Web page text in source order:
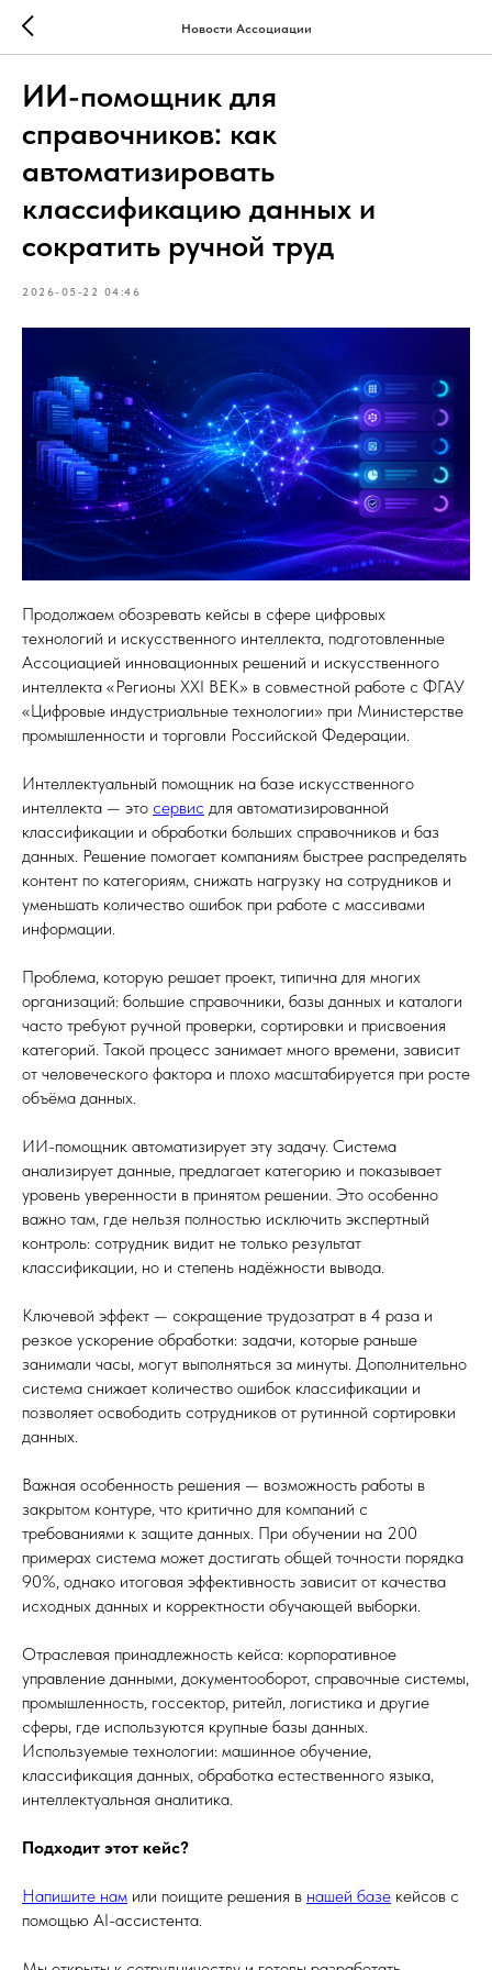
Новости Ассоциации
ИИ-помощник для
справочников: как
автоматизировать
классификацию данных и
сократить ручной труд
2026-05-22 04:46
Продолжаем обозревать кейсы в сфере цифровых
технологий и искусственного интеллекта, подготовленные
Ассоциацией инновационных решений и искусственного
интеллекта «Регионы XXI ВЕК» в совместной работе с ФГАУ
«Цифровые индустриальные технологии» при Министерстве
промышленности и торговли Российской Федерации.
Интеллектуальный помощник на базе искусственного
интеллекта — это сервис для автоматизированной
классификации и обработки больших справочников и баз
данных. Решение помогает компаниям быстрее распределять
контент по категориям, снижать нагрузку на сотрудников и
уменьшать количество ошибок при работе с массивами
информации.
Проблема, которую решает проект, типична для многих
организаций: большие справочники, базы данных и каталоги
часто требуют ручной проверки, сортировки и присвоения
категорий. Такой процесс занимает много времени, зависит
от человеческого фактора и плохо масштабируется при росте
объёма данных.
ИИ-помощник автоматизирует эту задачу. Система
анализирует данные, предлагает категорию и показывает
уровень уверенности в принятом решении. Это особенно
важно там, где нельзя полностью исключить экспертный
контроль: сотрудник видит не только результат
классификации, но и степень надёжности вывода.
Ключевой эффект — сокращение трудозатрат в 4 раза и
резкое ускорение обработки: задачи, которые раньше
занимали часы, могут выполняться за минуты. Дополнительно
система снижает количество ошибок классификации и
позволяет освободить сотрудников от рутинной сортировки
данных.
Важная особенность решения — возможность работы в
закрытом контуре, что критично для компаний с
требованиями к защите данных. При обучении на 200
примерах система может достигать общей точности порядка
90%, однако итоговая эффективность зависит от качества
исходных данных и корректности обучающей выборки.
Отраслевая принадлежность кейса: корпоративное
управление данными, документооборот, справочные системы,
промышленность, госсектор, ритейл, логистика и другие
сферы, где используются крупные базы данных.
Используемые технологии: машинное обучение,
классификация данных, обработка естественного языка,
интеллектуальная аналитика.
Подходит этот кейс?
Напишите нам или поищите решения в нашей базе кейсов с
помощью AI-ассистента.